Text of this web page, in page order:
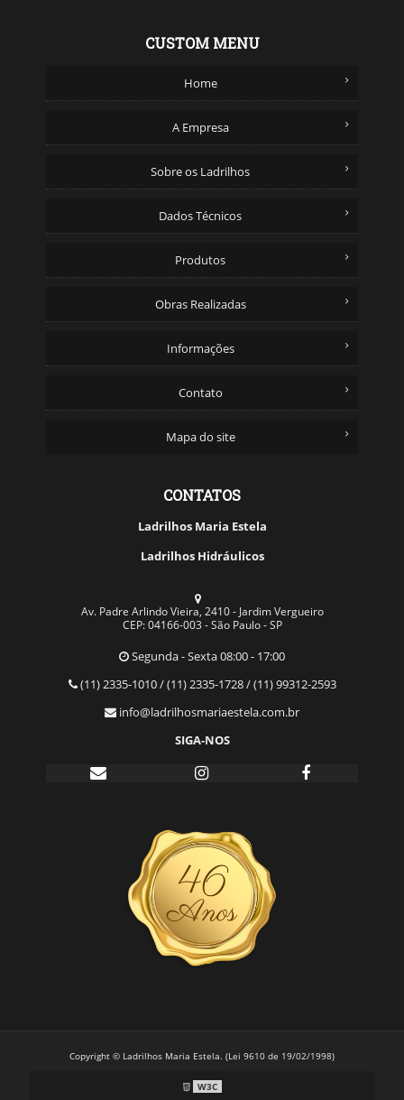
CUSTOM MENU
Home
A Empresa
Sobre os Ladrilhos
Dados Técnicos
Produtos
Obras Realizadas
Informações
Contato
Mapa do site
CONTATOS
Ladrilhos Maria Estela
Ladrilhos Hidráulicos
Av. Padre Arlindo Vieira, 2410 - Jardim Vergueiro
CEP: 04166-003 - São Paulo - SP
Segunda - Sexta 08:00 - 17:00
(11) 2335-1010 / (11) 2335-1728 / (11) 99312-2593
info@ladrilhosmariaestela.com.br
SIGA-NOS
Copyright © Ladrilhos Maria Estela. (Lei 9610 de 19/02/1998)
W3C